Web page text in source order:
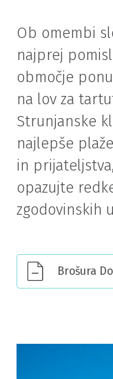
Ob omembi
najprej
območje
na lov za
Strunjanske
najlepše
in
opazujte
zgodovinskih
Brošura